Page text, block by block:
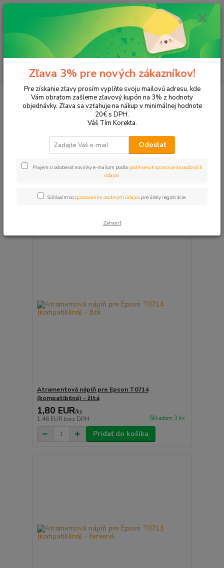
Hľadať
ks
za 0,00 EUR
Tonery a náplne do tlačiarní EPSON Stylus SX400
Stylus SX400
Upresniť parametre
Najdrahšie
Zobrazujem 1-4 z 4
Atramentová náplň pre Epson T0714
(kompatibilná) - žltá
1,80 EUR/ks
1,46 EUR bez DPH Skladom 3 ks
Pridať do košíka
Zľava 3% pre nových zákazníkov!
Pre získanie zľavy prosím vyplňte svoju mailovú adresu, kde
Vám obratom zašleme zľavový kupón na 3% z hodnoty
objednávky. Zľava sa vzťahuje na nákup v minimálnej hodnote
20€ s DPH.
Váš Tím Korekta.
Odoslať
Prajem si odoberať novinky e-mailom podľa podmienok spracovania osobných
údajov.
Súhlasím sospracovaním osobných údajov pre účely registrácie.
Zatvoriť